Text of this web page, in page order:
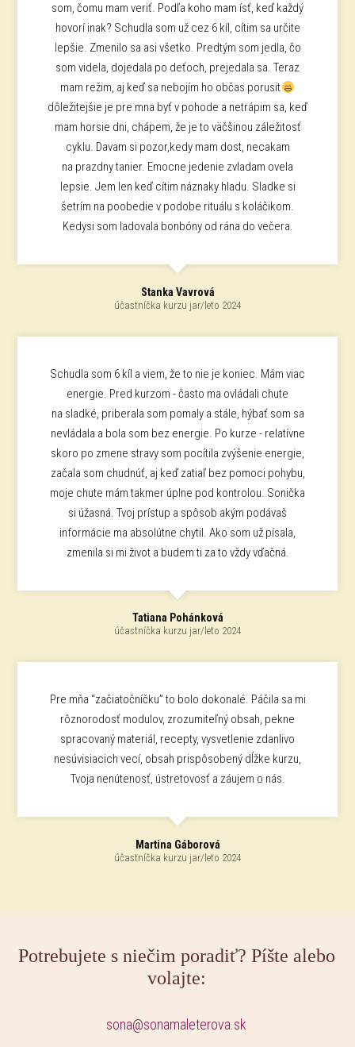
som, čomu mam veriť. Podľa koho mam ísť, keď každý
hovorí inak? Schudla som už cez 6 kíl, cítim sa určite
lepšie. Zmenilo sa asi všetko. Predtým som jedla, čo
som videla, dojedala po deťoch, prejedala sa. Teraz
mam režim, aj keď sa nebojím ho občas porusit
dôležitejšie je pre mna byť v pohode a netrápim sa, keď
mam horsie dni, chápem, že je to väčšinou záležitosť
cyklu. Davam si pozor,kedy mam dost, necakam
na prazdny tanier. Emocne jedenie zvladam ovela
lepsie. Jem len keď cítim náznaky hladu. Sladke si
šetrím na poobedie v podobe rituálu s koláčikom.
Kedysi som ladovala bonbóny od rána do večera.
Stanka Vavrová
účastníčka kurzu jar/leto 2024
Schudla som 6 kíl a viem, že to nie je koniec. Mám viac
energie. Pred kurzom - často ma ovládali chute
na sladké, priberala som pomaly a stále, hýbať som sa
nevládala a bola som bez energie. Po kurze - relatívne
skoro po zmene stravy som pocítila zvýšenie energie,
začala som chudnúť, aj keď zatiaľ bez pomoci pohybu,
moje chute mám takmer úplne pod kontrolou. Sonička
si úžasná. Tvoj prístup a spôsob akým podávaš
informácie ma absolútne chytil. Ako som už písala,
zmenila si mi život a budem ti za to vždy vďačná.
Tatiana Pohánková
účastníčka kurzu jar/leto 2024
Pre mňa “začiatočníčku” to bolo dokonalé. Páčila sa mi
rôznorodosť modulov, zrozumiteľný obsah, pekne
spracovaný materiál, recepty, vysvetlenie zdanlivo
nesúvisiacich vecí, obsah prispôsobený dĺžke kurzu,
Tvoja nenútenosť, ústretovosť a záujem o nás.
Martina Gáborová
účastníčka kurzu jar/leto 2024
Potrebujete s niečim poradiť? Píšte alebo
volajte:
sona@sonamaleterova.sk